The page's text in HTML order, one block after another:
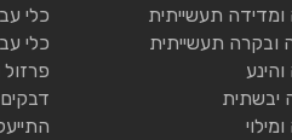
תעשייתית
ובקרה תעשייתית
יבשתית
כלי
כלי
דבקים